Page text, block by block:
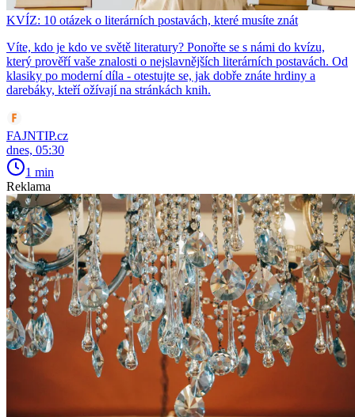
KVÍZ: 10 otázek o literárních postavách, které musíte znát
Víte, kdo je kdo ve světě literatury? Ponořte se s námi do kvízu,
který prověří vaše znalosti o nejslavnějších literárních postavách. Od
klasiky po moderní díla - otestujte se, jak dobře znáte hrdiny a
darebáky, kteří ožívají na stránkách knih.
FAJNTIP.cz
dnes, 05:30
1 min
Reklama